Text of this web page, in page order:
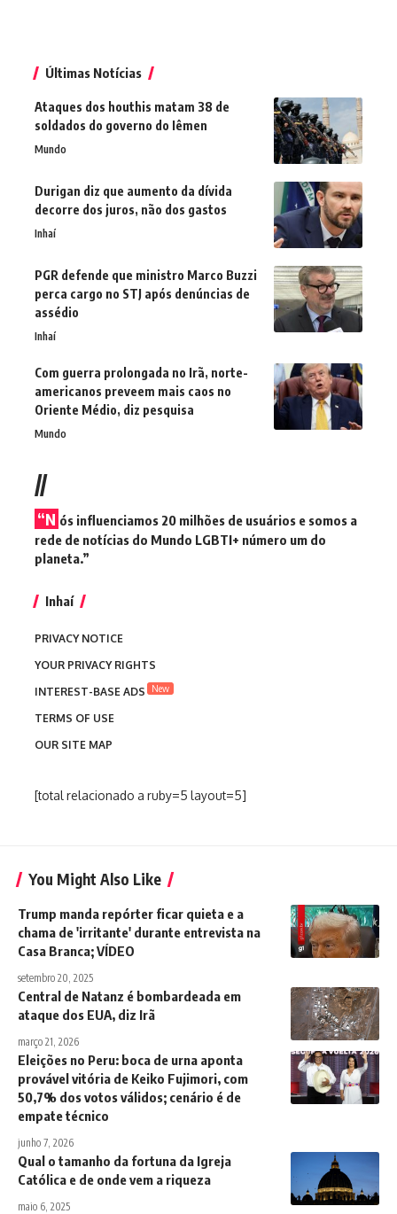
Últimas Notícias
Ataques dos houthis matam 38 de
soldados do governo do Iêmen
Mundo
Durigan diz que aumento da dívida
decorre dos juros, não dos gastos
Inhaí
PGR defende que ministro Marco Buzzi
perca cargo no STJ após denúncias de
assédio
Inhaí
Com guerra prolongada no Irã, norte-
americanos preveem mais caos no
Oriente Médio, diz pesquisa
Mundo
//
“N ós influenciamos 20 milhões de usuários e somos a
rede de notícias do Mundo LGBTI+ número um do
planeta.”
Inhaí
PRIVACY NOTICE
YOUR PRIVACY RIGHTS
INTEREST-BASE ADS
New
TERMS OF USE
OUR SITE MAP
[total relacionado a ruby=5 layout=5]
You Might Also Like
Trump manda repórter ficar quieta e a
chama de 'irritante' durante entrevista na
Casa Branca; VÍDEO
setembro 20, 2025
Central de Natanz é bombardeada em
ataque dos EUA, diz Irã
março 21, 2026
Eleições no Peru: boca de urna aponta
provável vitória de Keiko Fujimori, com
50,7% dos votos válidos; cenário é de
empate técnico
junho 7, 2026
Qual o tamanho da fortuna da Igreja
Católica e de onde vem a riqueza
maio 6, 2025